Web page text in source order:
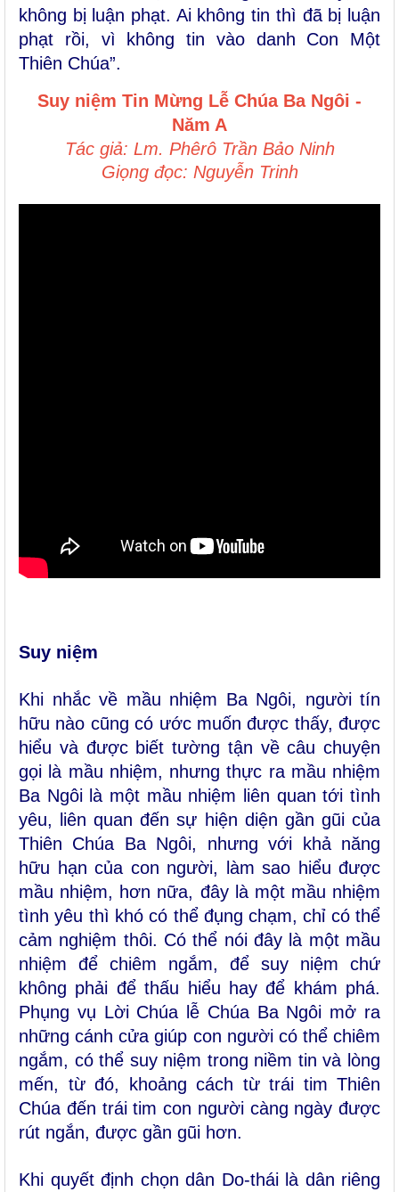
không bị luận phạt. Ai không tin thì đã bị luận
phạt rồi, vì không tin vào danh Con Một
Thiên Chúa”.
Suy niệm Tin Mừng Lễ Chúa Ba Ngôi -
Năm A
Tác giả: Lm. Phêrô Trần Bảo Ninh
Giọng đọc: Nguyễn Trinh
Suy niệm
Khi nhắc về mầu nhiệm Ba Ngôi, người tín
hữu nào cũng có ước muốn được thấy, được
hiểu và được biết tường tận về câu chuyện
gọi là mầu nhiệm, nhưng thực ra mầu nhiệm
Ba Ngôi là một mầu nhiệm liên quan tới tình
yêu, liên quan đến sự hiện diện gần gũi của
Thiên Chúa Ba Ngôi, nhưng với khả năng
hữu hạn của con người, làm sao hiểu được
mầu nhiệm, hơn nữa, đây là một mầu nhiệm
tình yêu thì khó có thể đụng chạm, chỉ có thể
cảm nghiệm thôi. Có thể nói đây là một mầu
nhiệm để chiêm ngắm, để suy niệm chứ
không phải để thấu hiểu hay để khám phá.
Phụng vụ Lời Chúa lễ Chúa Ba Ngôi mở ra
những cánh cửa giúp con người có thể chiêm
ngắm, có thể suy niệm trong niềm tin và lòng
mến, từ đó, khoảng cách từ trái tim Thiên
Chúa đến trái tim con người càng ngày được
rút ngắn, được gần gũi hơn.
Khi quyết định chọn dân Do-thái là dân riêng